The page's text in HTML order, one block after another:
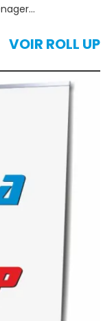
VOIR ROLL UP